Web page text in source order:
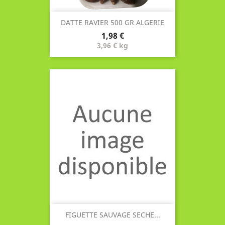
DATTE RAVIER 500 GR ALGERIE
Prix
1,98 €
3,96 € kg
FIGUETTE SAUVAGE SECHE...